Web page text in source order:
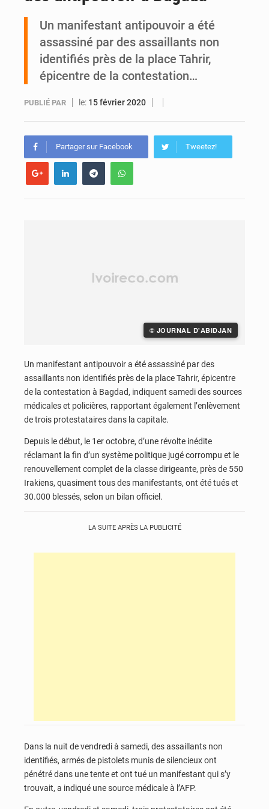
Côte d’Ivoire : l’INFAS devient un établissement public hospitalier national pour la formation des soignants
Un manifestant antipouvoir a été
assassiné par des assaillants non
identifiés près de la place Tahrir,
épicentre de la contestation…
PUBLIÉ PAR le: 15 février 2020
Partager sur Facebook Tweetez!
© JOURNAL D'ABIDJAN
Un manifestant antipouvoir a été assassiné par des
assaillants non identifiés près de la place Tahrir, épicentre
de la contestation à Bagdad, indiquent samedi des sources
médicales et policières, rapportant également l’enlèvement
de trois protestataires dans la capitale.
Depuis le début, le 1er octobre, d’une révolte inédite
réclamant la fin d’un système politique jugé corrompu et le
renouvellement complet de la classe dirigeante, près de 550
Irakiens, quasiment tous des manifestants, ont été tués et
30.000 blessés, selon un bilan officiel.
LA SUITE APRÈS LA PUBLICITÉ
Dans la nuit de vendredi à samedi, des assaillants non
identifiés, armés de pistolets munis de silencieux ont
pénétré dans une tente et ont tué un manifestant qui s’y
trouvait, a indiqué une source médicale à l’AFP.